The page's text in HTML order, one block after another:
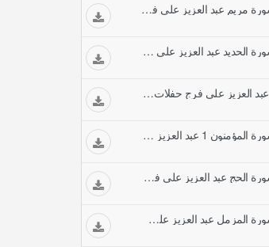
ماتيسر من سورة مريم عبد العزيز علي فرج حفلات تلاوات مجودة
ماتيسر من سورة الحديد عبد العزيز علي فرج حفلات تلاوات مجودة
سورة العصر عبد العزيز علي فرج حفلات تلاوات مجودة
ماتيسر من سورة المؤمنون 1 عبد العزيز علي فرج حفلات تلاوات مجودة
ماتيسر من سورة الحج عبد العزيز علي فرج حفلات تلاوات مجودة
ماتيسر من سورة المزمل عبد العزيز علي فرج حفلات تلاوات مجودة